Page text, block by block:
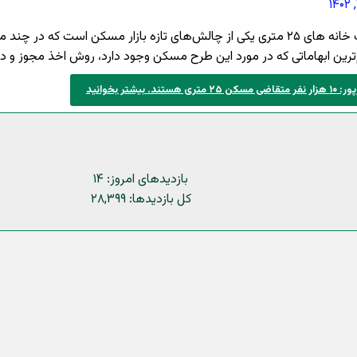
ساخت خانه های ۲۵ متری یکی از چالش‌های تازه بازار مسکن است
ابهاماتی که در مورد این طرح مسکن وجود دارد، روش اخذ مجوز
مسکن ۲۵ متری هستند. بیشتر بخوانید
بازدیدهای امروز: ۱۴
کل بازدیدها: ۲۸,۳۹۹